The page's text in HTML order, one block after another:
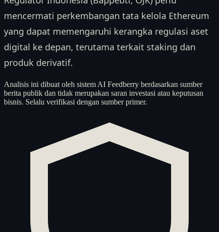
mencermati perkembangan tata kelola Ethereum
yang dapat memengaruhi kerangka regulasi aset
digital ke depan, terutama terkait staking dan
produk derivatif.
Analisis ini dibuat oleh sistem AI Feedberry berdasarkan sumber
berita publik dan tidak merupakan saran investasi atau keputusan
bisnis. Selalu verifikasi dengan sumber primer.